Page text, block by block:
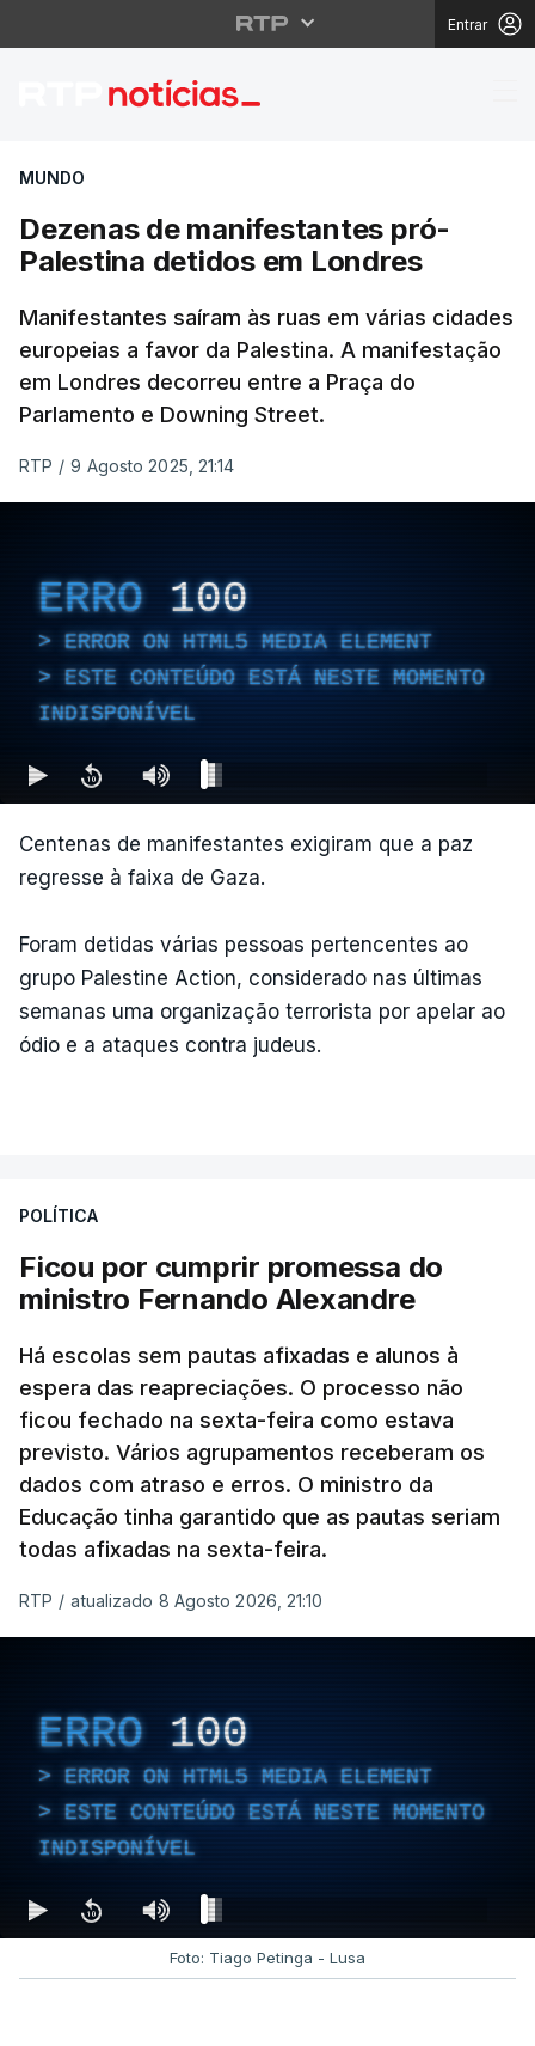
Entrar
Dezenas de
MUNDO
Dezenas de manifestantes pró-
Palestina detidos em Londres
Manifestantes saíram às ruas em várias cidades
europeias a favor da Palestina. A manifestação
em Londres decorreu entre a Praça do
Parlamento e Downing Street.
RTP / 9 Agosto 2025, 21:14
ERRO 100
ERROR ON HTML5 MEDIA ELEMENT
ESTE CONTEÚDO ESTÁ NESTE MOMENTO
INDISPONÍVEL
Centenas de manifestantes exigiram que a paz
regresse à faixa de Gaza.
Foram detidas várias pessoas pertencentes ao
grupo Palestine Action, considerado nas últimas
semanas uma organização terrorista por apelar ao
ódio e a ataques contra judeus.
POLÍTICA
Ficou por cumprir promessa do
ministro Fernando Alexandre
Há escolas sem pautas afixadas e alunos à
espera das reapreciações. O processo não
ficou fechado na sexta-feira como estava
previsto. Vários agrupamentos receberam os
dados com atraso e erros. O ministro da
Educação tinha garantido que as pautas seriam
todas afixadas na sexta-feira.
RTP / atualizado 8 Agosto 2026, 21:10
ERRO 100
ERROR ON HTML5 MEDIA ELEMENT
ESTE CONTEÚDO ESTÁ NESTE MOMENTO
INDISPONÍVEL
Foto: Tiago Petinga - Lusa